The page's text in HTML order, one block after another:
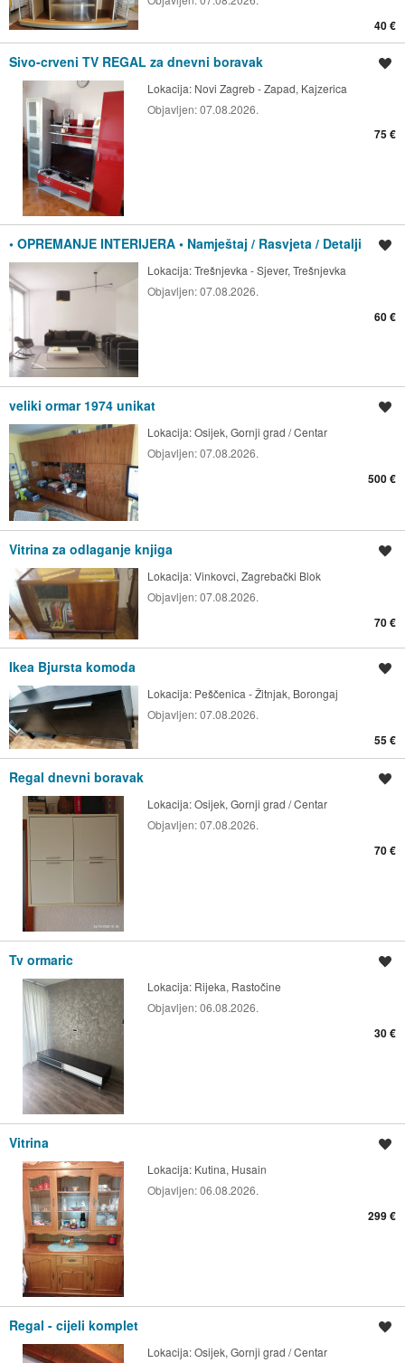
40 €
Sivo-crveni TV REGAL za dnevni boravak
Lokacija: Novi Zagreb - Zapad, Kajzerica
Objavljen:07.08.2026.
75 €
• OPREMANJE INTERIJERA • Namještaj / Rasvjeta / Detalji
Lokacija:Trešnjevka - Sjever, Trešnjevka
Objavljen:07.08.2026.
60 €
veliki ormar 1974 unikat
Lokacija:Osijek, Gornji grad / Centar
Objavljen:07.08.2026.
500 €
Vitrina za odlaganje knjiga
Lokacija:Vinkovci, Zagrebački Blok
Objavljen:07.08.2026.
70 €
Ikea Bjursta komoda
Lokacija: Peščenica - Žitnjak, Borongaj
Objavljen:07.08.2026.
55 €
Regal dnevni boravak
Lokacija:Osijek, Gornji grad / Centar
Objavljen:07.08.2026.
70 €
Tv ormaric
Lokacija: Rijeka, Rastočine
Objavljen:06.08.2026.
30 €
Vitrina
Lokacija: Kutina, Husain
Objavljen:06.08.2026.
299 €
Regal - cijeli komplet
Lokacija:Osijek, Gornji grad / Centar